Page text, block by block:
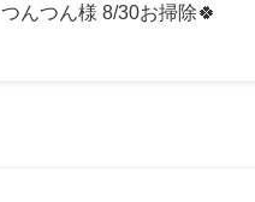
つんつん様 8/30お掃除🍀